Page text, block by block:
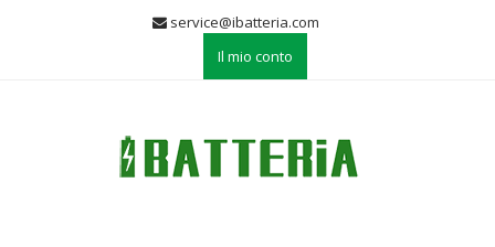
service@ibatteria.com
Il mio conto